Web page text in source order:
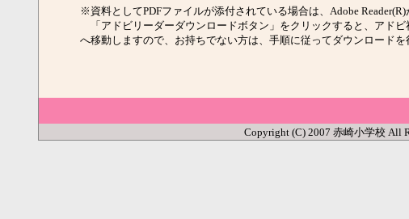
※資料としてPDFファイルが添付されている場合は、Adobe Reader(R)
「アドビリーダーダウンロードボタン」をクリックすると、アドビ
へ移動しますので、お持ちでない方は、手順に従ってダウンロードを
Copyright (C) 2007 赤崎小学校 All